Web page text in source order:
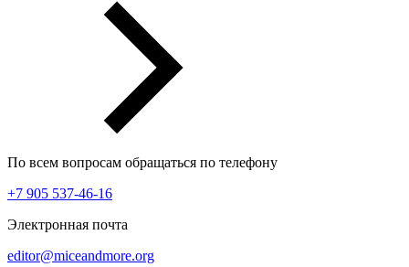
По всем вопросам обращаться по телефону
+7 905 537-46-16
Электронная почта
editor@miceandmore.org